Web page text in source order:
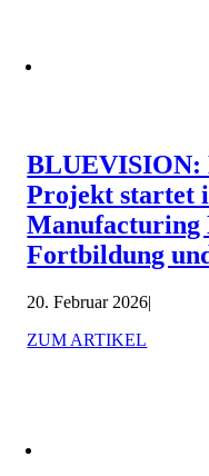
BLUEVISION:
Projekt startet
Manufacturing
Fortbildung
20. Februar 2026|
ZUM ARTIKEL